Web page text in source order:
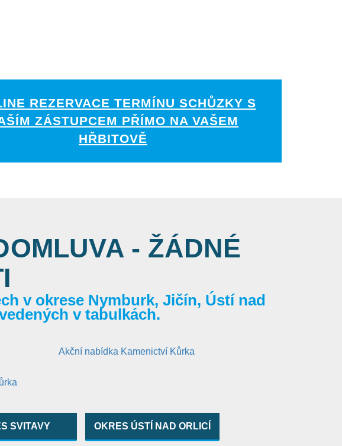
REZERVACE TERMÍNU SCHŮZKY S
ZÁSTUPCEM PŘÍMO NA VAŠEM
HŘBITOVĚ
- ŽÁDNÉ
v okrese Nymburk, Jičín, Ústí nad
v tabulkách.
SVITAVY OKRES ÚSTÍ NAD ORLICÍ